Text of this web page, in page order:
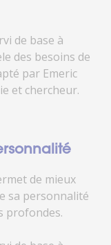
de base à
des besoins de
par Emeric
et chercheur.
de mieux
sa personnalité
profondes.